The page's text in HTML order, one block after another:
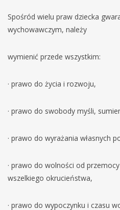
Spośród wielu praw dziecka
wychowawczym, należy
wymienić przede wszystkim:
· prawo do życia i rozwoju,
· prawo do swobody myśli,
· prawo do wyrażania własnych
· prawo do wolności od
wszelkiego okrucieństwa,
· prawo do wypoczynku i czasu